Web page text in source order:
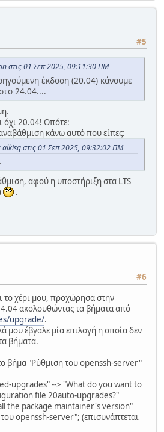
#5
στις 01 Σεπ 2025, 09:11:30 ΠΜ
έκδοση (20.04) κάνουμε
24.04....
όχι 20.04! Οπότε:
κάνω αυτό που είπες:
στις 01 Σεπ 2025, 09:32:02 ΠΜ
αφού η υποστήριξη στα LTS
.
#6
το χέρι μου, προχώρησα στην
ακολουθώντας τα βήματα από
upgrade/.
μου έβγαλε μία επιλογή η οποία δεν
βήματα.
βήμα "Ρύθμιση του openssh-server"
upgrades" --> "What do you want to
file 20auto-upgrades?"
the package maintainer's version"
openssh-server"; (επισυνάπτεται